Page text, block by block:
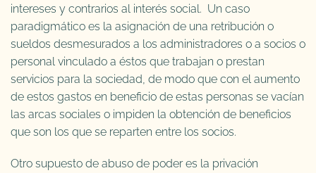
intereses y contrarios al interés social. Un caso
paradigmático es la asignación de una retribución o
sueldos desmesurados a los administradores o a socios o
personal vinculado a éstos que trabajan o prestan
servicios para la sociedad, de modo que con el aumento
de estos gastos en beneficio de estas personas se vacían
las arcas sociales o impiden la obtención de beneficios
que son los que se reparten entre los socios.
Otro supuesto de abuso de poder es la privación